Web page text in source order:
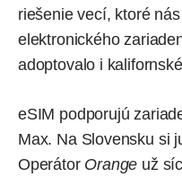
riešenie vecí, ktoré
elektronického
adoptovalo i
eSIM podporujú
Max. Na Slovensku si
Operátor Orange už